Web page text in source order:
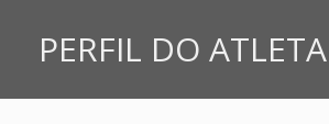
PERFIL DO ATLETA